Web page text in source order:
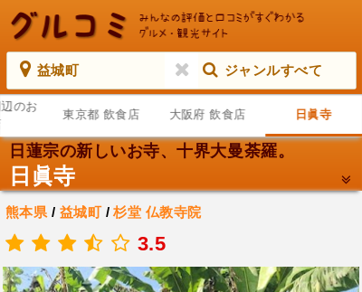
益城町 ジャンルすべて
のお
東京都 飲食店 大阪府 飲食店 日眞寺
日蓮宗の新しいお寺、十界大曼荼羅。
日眞寺
熊本県 / 益城町/杉堂 仏教寺院
3.5